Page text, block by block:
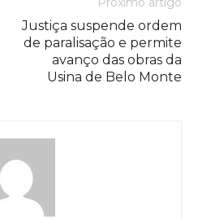
Justiça suspende ordem
de paralisação e permite
avanço das obras da
Usina de Belo Monte